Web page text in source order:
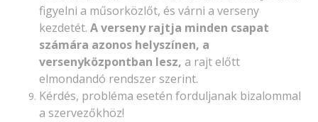
figyelni a műsorközlőt, és várni a verseny
kezdetét. A verseny rajtja minden csapat
számára azonos helyszínen, a
versenyközpontban lesz, a rajt előtt
elmondandó rendszer szerint.
Kérdés, probléma esetén forduljanak bizalommal
a szervezőkhöz!